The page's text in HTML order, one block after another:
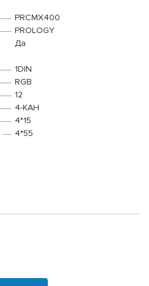
PRCMX400
PROLOGY
Да
1DIN
RGB
12
4-КАН
4*15
4*55